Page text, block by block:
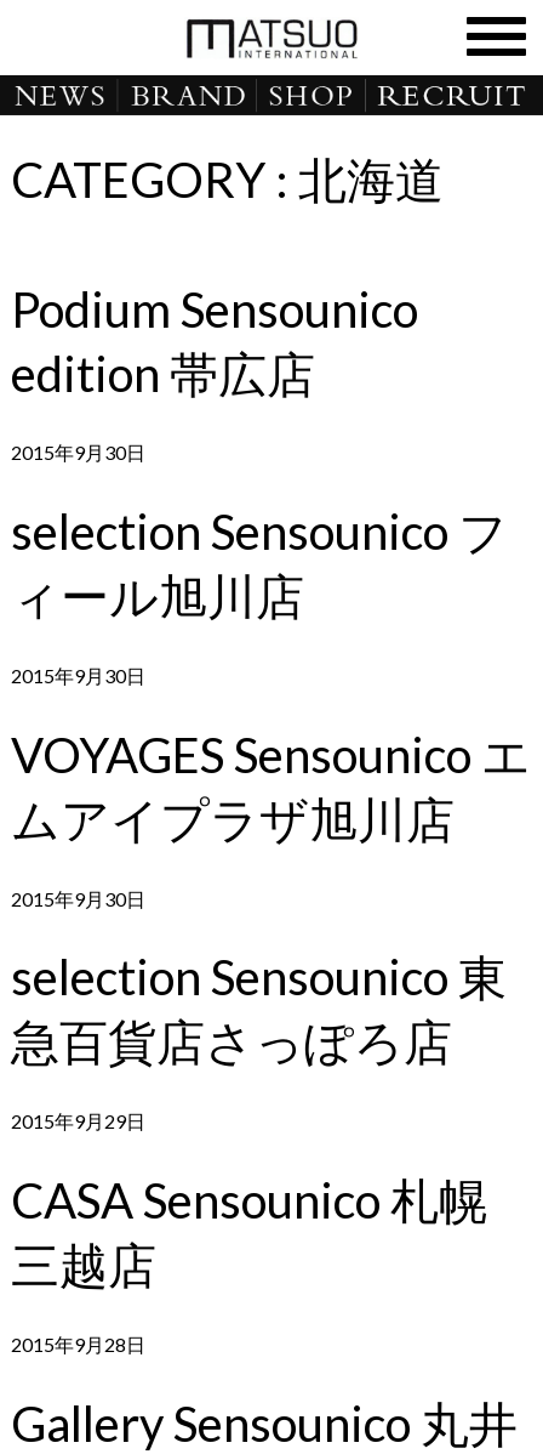
CATEGORY : 北海道
Podium Sensounico
edition 帯広店
2015年9月30日
selection Sensounico フ
ィール旭川店
2015年9月30日
VOYAGES Sensounico エ
ムアイプラザ旭川店
2015年9月30日
selection Sensounico 東
急百貨店さっぽろ店
2015年9月29日
CASA Sensounico 札幌
三越店
2015年9月28日
Gallery Sensounico 丸井